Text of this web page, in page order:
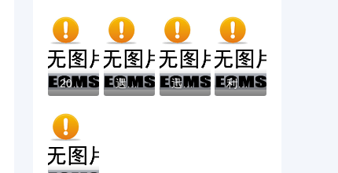
2026年微信可以也可以借钱了嘛？盘点十大靠... 遇到妇女创业贷款看不看征信怎么办？或可尝... 迅捷易借下款流程简单吗？贷款新人必看真实... 利安通不看征信有哪些？10个2025放款口子论...